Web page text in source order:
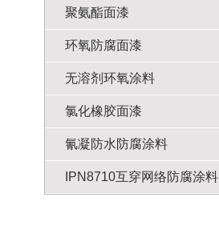
聚氨酯面漆
环氧防腐面漆
无溶剂环氧涂料
氯化橡胶面漆
氰凝防水防腐涂料
IPN8710互穿网络防腐涂料